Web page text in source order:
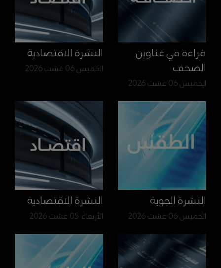
قراءة في عناوين
الصحف
الخميس 06 غشت 2026
النشرة الاقتصادية
الخميس 06 غشت 2026
النشرة الجوية
الخميس 06 غشت 2026
النشرة الاقتصادية
الأربعاء 05 غشت 2026